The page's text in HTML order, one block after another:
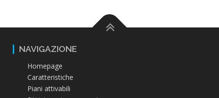
NAVIGAZIONE
Homepage
Caratteristiche
Piani attivabili